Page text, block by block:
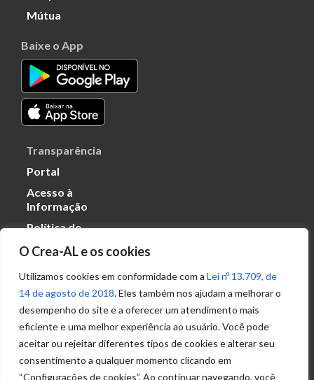
O Crea-AL e os cookies
Utilizamos cookies em conformidade com a Lei nº 13.709, de
14 de agosto de 2018. Eles também nos ajudam a melhorar o
desempenho do site e a oferecer um atendimento mais
eficiente e uma melhor experiência ao usuário. Você pode
aceitar ou rejeitar diferentes tipos de cookies e alterar seu
consentimento a qualquer momento clicando em
“Configurações de cookies”. Ao continuar navegando, você
Mútua
Baixe o App
Transparência
Portal
Acesso à
Informação
Política de
Dados
Ouvidoria
(82) 2123 0864
ouvidoria@crea-al.org.br
Fale Conosco